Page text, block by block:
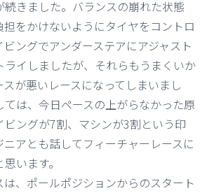
続きました。バランスの崩れた状態
をかけないようにタイヤをコントロ
ングでアンダーステアにアジャスト
ライしましたが、それらもうまくいか
が悪いレースになってしまいまし
ては、今日ペースの上がらなかった原
ングが7割、マシンが3割という印
アとも話してフィーチャーレースに
います。
、ポールポジションからのスタート